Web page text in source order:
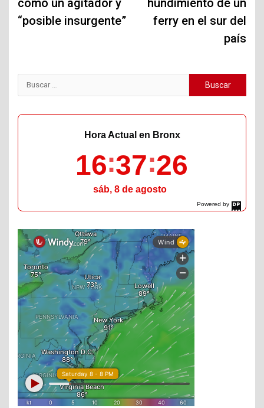
“posible insurgente”
ferry en el sur del
país
Buscar:
Powered by
DaysPedia.com
Hora Actual en Bronx
16 37 27
sáb, 8 de agosto